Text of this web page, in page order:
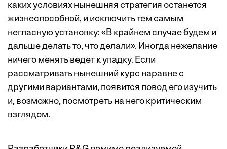
каких условиях нынешняя стратегия останется
жизнеспособной, и исключить тем самым
негласную установку: «В крайнем случае будем и
дальше делать то, что делали». Иногда нежелание
ничего менять ведет к упадку. Если
рассматривать нынешний курс наравне с
другими вариантами, появится повод его изучить
и, возможно, посмотреть на него критическим
взглядом.